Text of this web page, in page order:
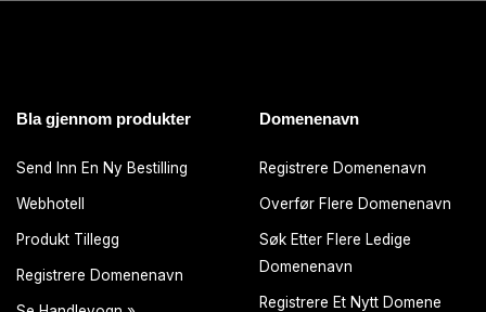
Bla gjennom produkter
Send Inn En Ny Bestilling
Webhotell
Produkt Tillegg
Registrere Domenenavn
Domenenavn
Registrere Domenenavn
Overfør Flere Domenenavn
Søk Etter Flere Ledige
Domenenavn
Registrere Et Nytt Domene